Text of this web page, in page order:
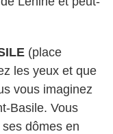
(place
les yeux et que
vous imaginez
Basile. Vous
dômes en